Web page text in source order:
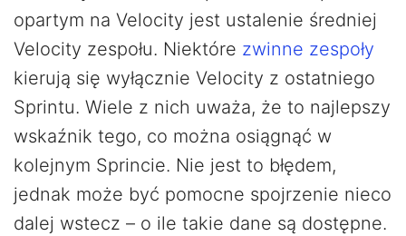
opartym na Velocity jest ustalenie średniej
Velocity zespołu. Niektóre zwinne zespoły
kierują się wyłącznie Velocity z ostatniego
Sprintu. Wiele z nich uważa, że to najlepszy
wskaźnik tego, co można osiągnąć w
kolejnym Sprincie. Nie jest to błędem,
jednak może być pomocne spojrzenie nieco
dalej wstecz – o ile takie dane są dostępne.